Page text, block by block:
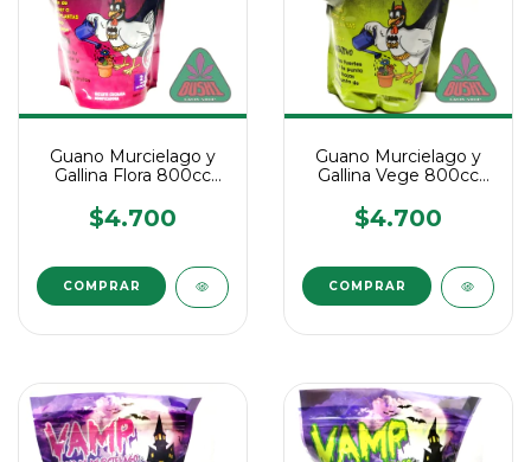
Guano Murcielago y
Gallina Flora 800cc
$4.700
Guano Murcielago y
Gallina Vege 800cc
$4.700